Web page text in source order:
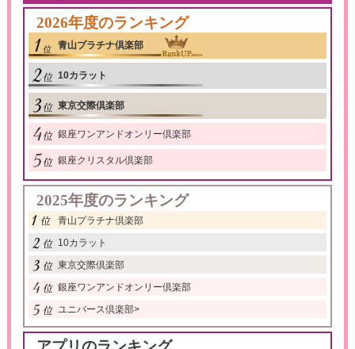
2026年度のランキング
青山プラチナ倶楽部
10カラット
東京交際倶楽部
銀座ワンアンドオンリー倶楽部
銀座クリスタル倶楽部
2025年度のランキング
青山プラチナ倶楽部
10カラット
東京交際倶楽部
銀座ワンアンドオンリー倶楽部
ユニバース倶楽部>